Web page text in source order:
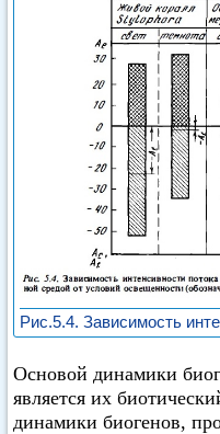
Рис.5.4. Зависимость
Основой динамики
является их
динамики биогенов,